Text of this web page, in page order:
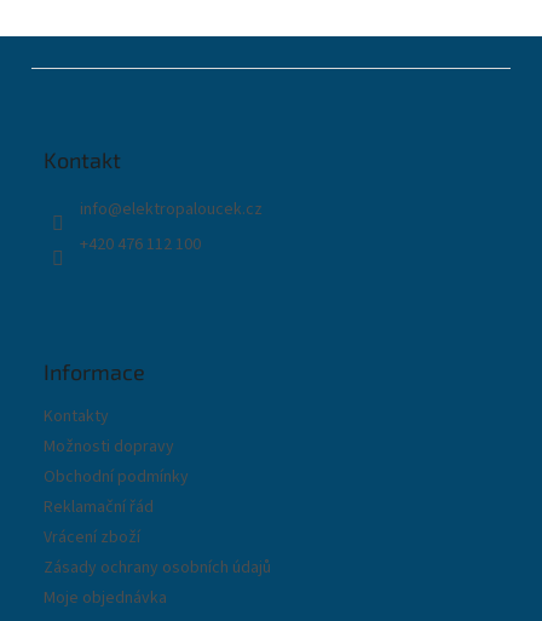
Kontakt
info@elektropaloucek.cz
+420 476 112 100
Informace
Kontakty
Možnosti dopravy
Obchodní podmínky
Reklamační řád
Vrácení zboží
Zásady ochrany osobních údajů
Moje objednávka